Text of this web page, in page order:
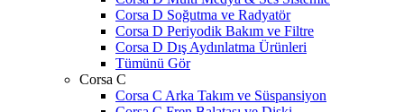
Corsa D Soğutma ve Radyatör
Corsa D Periyodik Bakım ve Filtre
Corsa D Dış Aydınlatma Ürünleri
Tümünü Gör
Corsa C
Corsa C Arka Takım ve Süspansiyon